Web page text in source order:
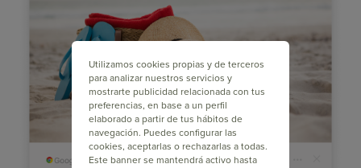
Utilizamos cookies propias y de terceros
para analizar nuestros servicios y
mostrarte publicidad relacionada con tus
preferencias, en base a un perfil
elaborado a partir de tus hábitos de
navegación. Puedes configurar las
cookies, aceptarlas o rechazarlas a todas.
Este banner se mantendrá activo hasta